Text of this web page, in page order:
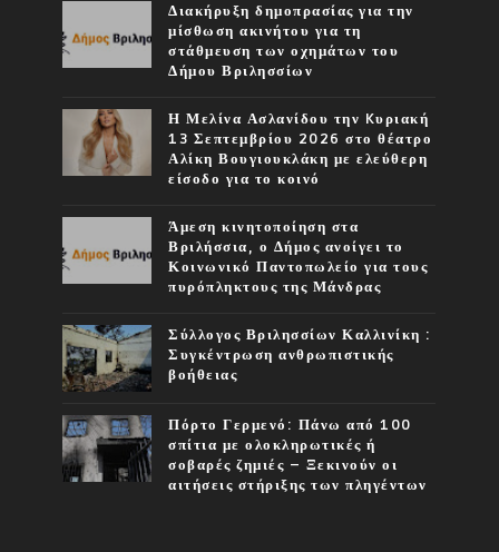
Διακήρυξη δημοπρασίας για την
μίσθωση ακινήτου για τη
στάθμευση των οχημάτων του
Δήμου Βριλησσίων
Η Μελίνα Ασλανίδου την Kυριακή
13 Σεπτεμβρίου 2026 στο θέατρο
Αλίκη Βουγιουκλάκη με ελεύθερη
είσοδο για το κοινό
Άμεση κινητοποίηση στα
Βριλήσσια, ο Δήμος ανοίγει το
Κοινωνικό Παντοπωλείο για τους
πυρόπληκτους της Μάνδρας
Σύλλογος Βριλησσίων Καλλινίκη :
Συγκέντρωση ανθρωπιστικής
βοήθειας
Πόρτο Γερμενό: Πάνω από 100
σπίτια με ολοκληρωτικές ή
σοβαρές ζημιές – Ξεκινούν οι
αιτήσεις στήριξης των πληγέντων